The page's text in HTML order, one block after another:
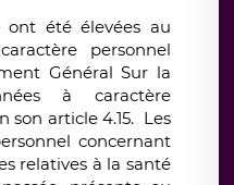
ont été élevées au
personnel
Général Sur la
à caractère
son article 4.15. Les
concernant
relatives à la santé